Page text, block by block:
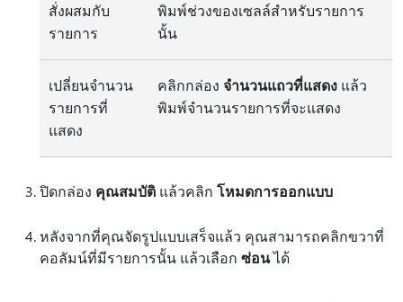
สั่งผสมกับ
รายการ
พิมพ์ช่วงของเซลล์สำหรับรายการ
นั้น
เปลี่ยนจำนวน
รายการที่
แสดง
คลิกกล่อง จำนวนแถวที่แสดง แล้ว
พิมพ์จำนวนรายการที่จะแสดง
ปิดกล่อง คุณสมบัติ แล้วคลิก โหมดการออกแบบ
หลังจากที่คุณจัดรูปแบบเสร็จแล้ว คุณสามารถคลิกขวาที่
คอลัมน์ที่มีรายการนั้น แล้วเลือก ซ่อนได้